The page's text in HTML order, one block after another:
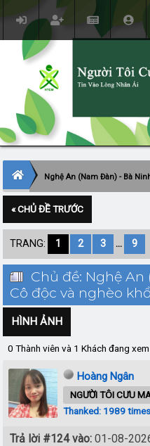
Nghệ An (Nam Đàn) - Bà
« CHỦ ĐỀ TRƯỚC
TRANG: 1 2 3 ... 9
Chủ đề: Nghệ
Cô độc và nghèo
HÌNH ẢNH
0 Thành viên và 1 Khách đang
Hoàng Ngân
NGƯỜI TÔI CƯU
Thanked: 1989 times
Trả lời #124 vào: 01-08-